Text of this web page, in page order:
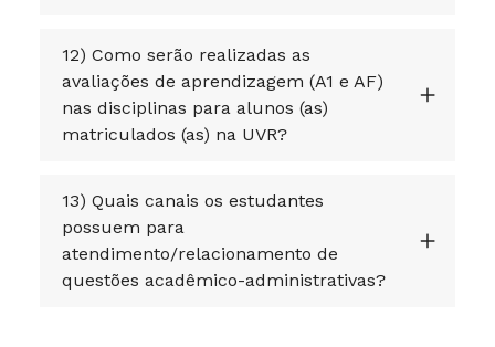
12) Como serão realizadas as
avaliações de aprendizagem (A1 e AF)
nas disciplinas para alunos (as)
matriculados (as) na UVR?
13) Quais canais os estudantes
possuem para
atendimento/relacionamento de
questões acadêmico-administrativas?